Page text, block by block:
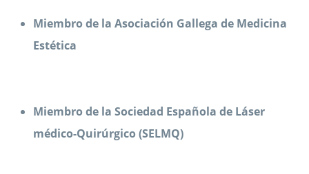
Miembro de la Asociación Gallega de Medicina
Estética
Miembro de la Sociedad Española de Láser
médico-Quirúrgico (SELMQ)